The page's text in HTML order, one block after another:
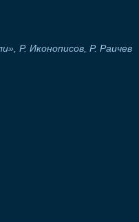
Р. Иконописов, Р. Раичев